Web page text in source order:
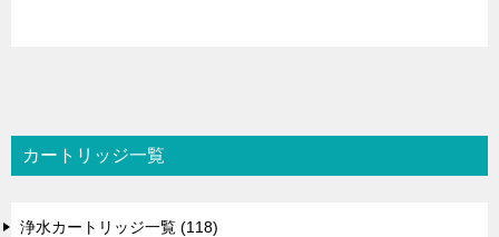
カートリッジ一覧
浄水カートリッジ一覧 (118)